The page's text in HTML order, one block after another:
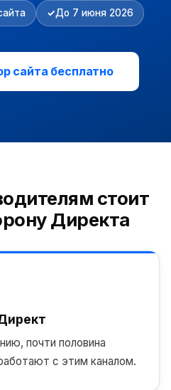
До 7 июня 2026
сайта бесплатно
стоит
Директа
почти половина
с этим каналом.